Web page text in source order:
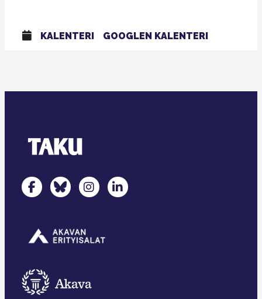
KALENTERI GOOGLEN KALENTERI
TAKU Facebookissa
TAKU Twitterissä
TAKU Instagramissa
TAKU LinkedInissä